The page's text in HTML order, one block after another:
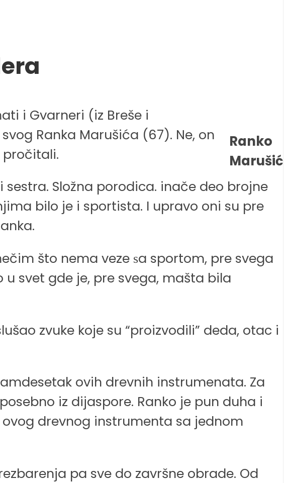
Ranko
Marušić
i Gvarneri (iz Breše i
Ranka Marušića (67). Ne, on
pročitali.
Složna porodica. inače deo brojne
bilo je i sportista. I upravo oni su pre
što nema veze ѕa sportom, pre svega
svet gde je, pre svega, mašta bila
zvuke koje su “proizvodili” deda, otac i
ovih drevnih instrumenata. Za
iz dijaspore. Ranko je pun duha i
drevnog instrumenta sa jednom
pa sve do završne obrade. Od